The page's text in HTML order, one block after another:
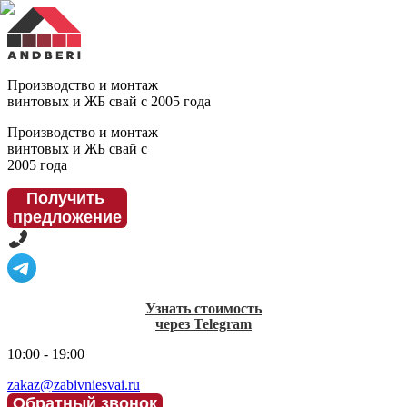
Производство и монтаж
винтовых и ЖБ свай с 2005 года
Производство и монтаж
винтовых и ЖБ свай с
2005 года
Получить
предложение
Узнать стоимость
через Telegram
10:00 - 19:00
zakaz@zabivniesvai.ru
Обратный звонок